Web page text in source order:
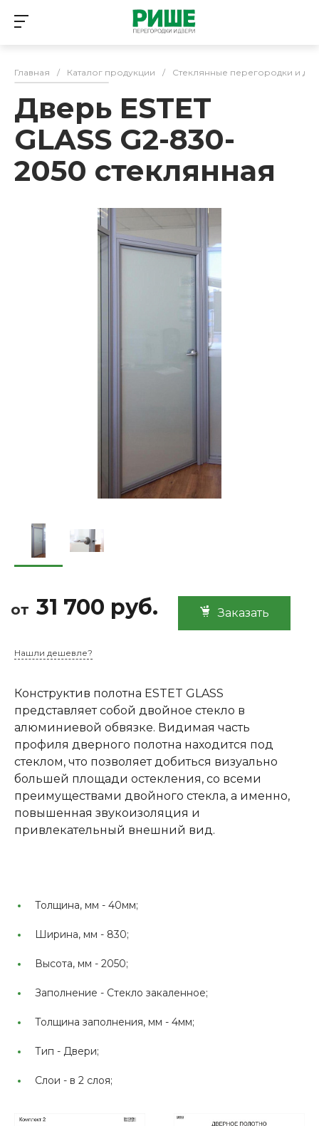
Главная / Каталог продукции / Стеклянные перегородки и
Дверь ESTET
GLASS G2-830-
2050 стеклянная
от 31 700 руб. Заказать
Нашли дешевле?
Конструктив полотна ESTET GLASS
представляет собой двойное стекло в
алюминиевой обвязке. Видимая часть
профиля дверного полотна находится под
стеклом, что позволяет добиться визуально
большей площади остекления, со всеми
преимуществами двойного стекла, а именно,
повышенная звукоизоляция и
привлекательный внешний вид.
Толщина, мм - 40мм;
Ширина, мм - 830;
Высота, мм - 2050;
Заполнение - Стекло закаленное;
Толщина заполнения, мм - 4мм;
Тип - Двери;
Слои - в 2 слоя;